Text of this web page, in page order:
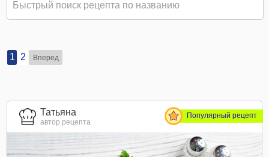
1 2 Вперед
Татьяна
автор рецепта
Популярный рецепт